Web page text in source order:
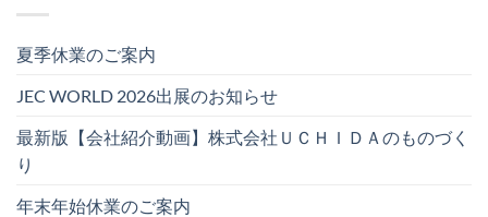
夏季休業のご案内
JEC WORLD 2026出展のお知らせ
最新版【会社紹介動画】株式会社ＵＣＨＩＤＡのものづく
り
年末年始休業のご案内